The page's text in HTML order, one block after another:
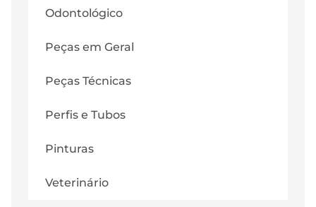
Odontológico
Peças em Geral
Peças Técnicas
Perfis e Tubos
Pinturas
Veterinário